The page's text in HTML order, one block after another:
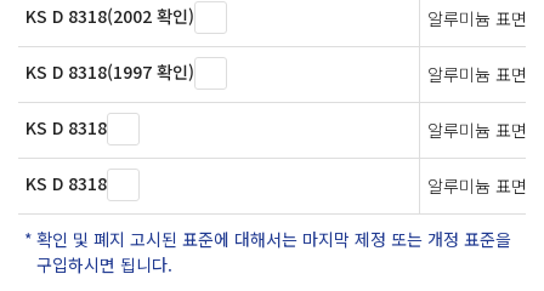
KS D 8318(2002 확인) 알루미늄 표면
KS D 8318(1997 확인) 알루미늄 표면
KS D 8318 알루미늄 표면
KS D 8318 알루미늄 표면
확인 및 폐지 고시된 표준에 대해서는 마지막 제정 또는 개정 표준을
구입하시면 됩니다.